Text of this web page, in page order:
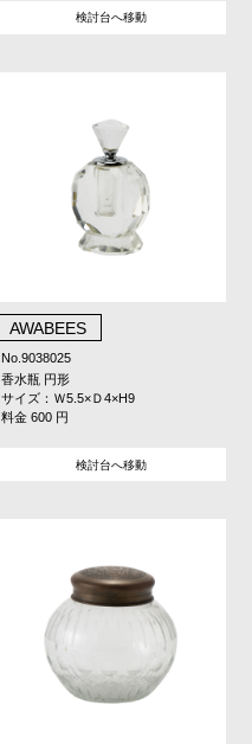
検討台へ移動
AWABEES
No.9038025
香水瓶 円形
サイズ：Ｗ5.5×Ｄ4×H9
料金 600 円
検討台へ移動